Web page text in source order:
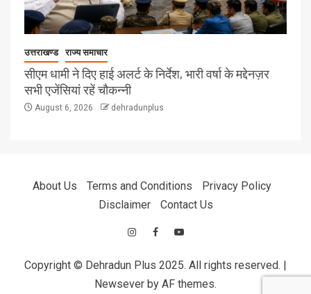
उत्तराखण्ड राज्य समाचार
सीएम धामी ने दिए हाई अलर्ट के निर्देश, भारी वर्षा के मद्देनज़र
सभी एजेंसियां रहें चौकन्नी
August 6, 2026 dehradunplus
About Us Terms and Conditions
Privacy Policy
Disclaimer
Contact Us
Copyright © Dehradun Plus 2025. All rights reserved.
Newsever by AF themes.